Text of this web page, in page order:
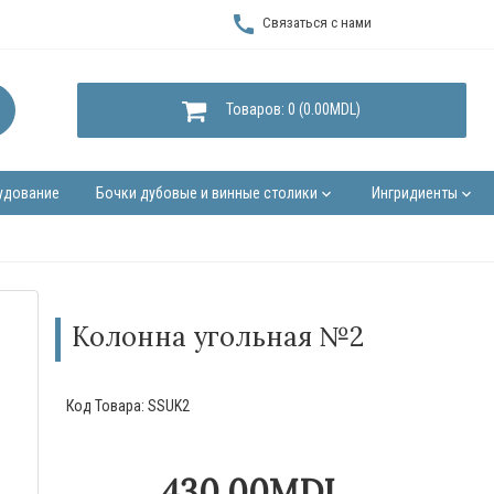
call Связаться с нами
Товаров: 0 (0.00MDL)
Бочки дубовые и винные столики keyboard_arrow_down Ингридиенты keyboard_arrow_down
Колонна угольная №2
Код Товара: SSUK2